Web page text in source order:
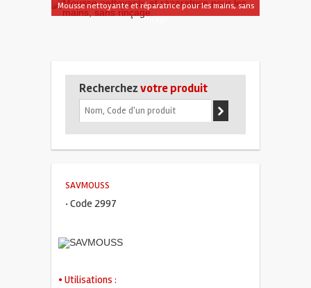
Mousse nettoyante et réparatrice pour les mains, sans
rinçage.
Recherchezvotre produit
SAVMOUSS
· Code 2997
• Utilisations :